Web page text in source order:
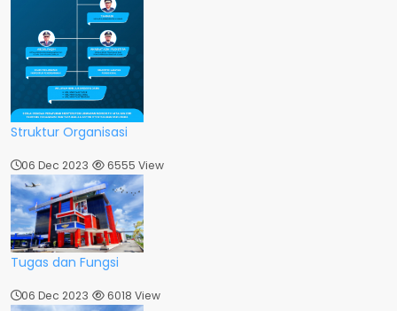
Struktur Organisasi
06 Dec 2023 6555 View
Tugas dan Fungsi
06 Dec 2023 6018 View